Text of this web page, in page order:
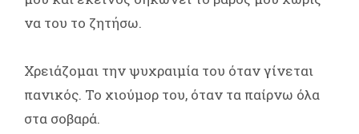
να του το ζητήσω.
Χρειάζομαι την ψυχραιμία του όταν γίνεται
πανικός. Το χιούμορ του, όταν τα παίρνω όλα
στα σοβαρά.